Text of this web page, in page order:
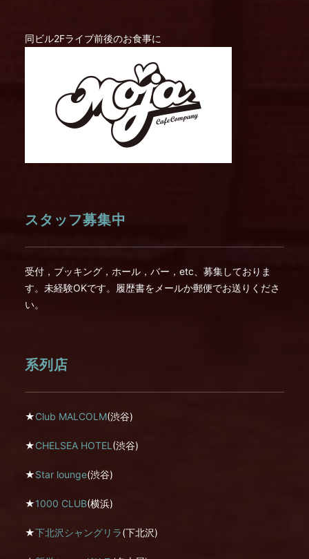
同ビル2Fライブ前後のお食事に
スタッフ募集中
受付，ブッキング，ホール，バー，etc、募集しておりま
す。未経験OKです。履歴書をメールか郵便でお送りくださ
い。
系列店
★Club MALCOLM(渋谷)
★CHELSEA HOTEL (渋谷)
★Star lounge(渋谷)
★1000 CLUB(横浜)
★下北沢シャングリラ(下北沢)